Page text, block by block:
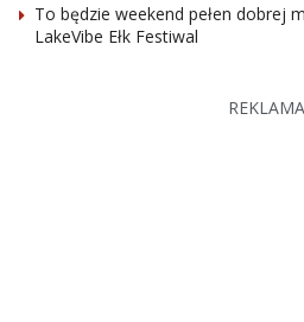
To będzie weekend pełen dobrej
LakeVibe Ełk Festiwal
REKLAMA